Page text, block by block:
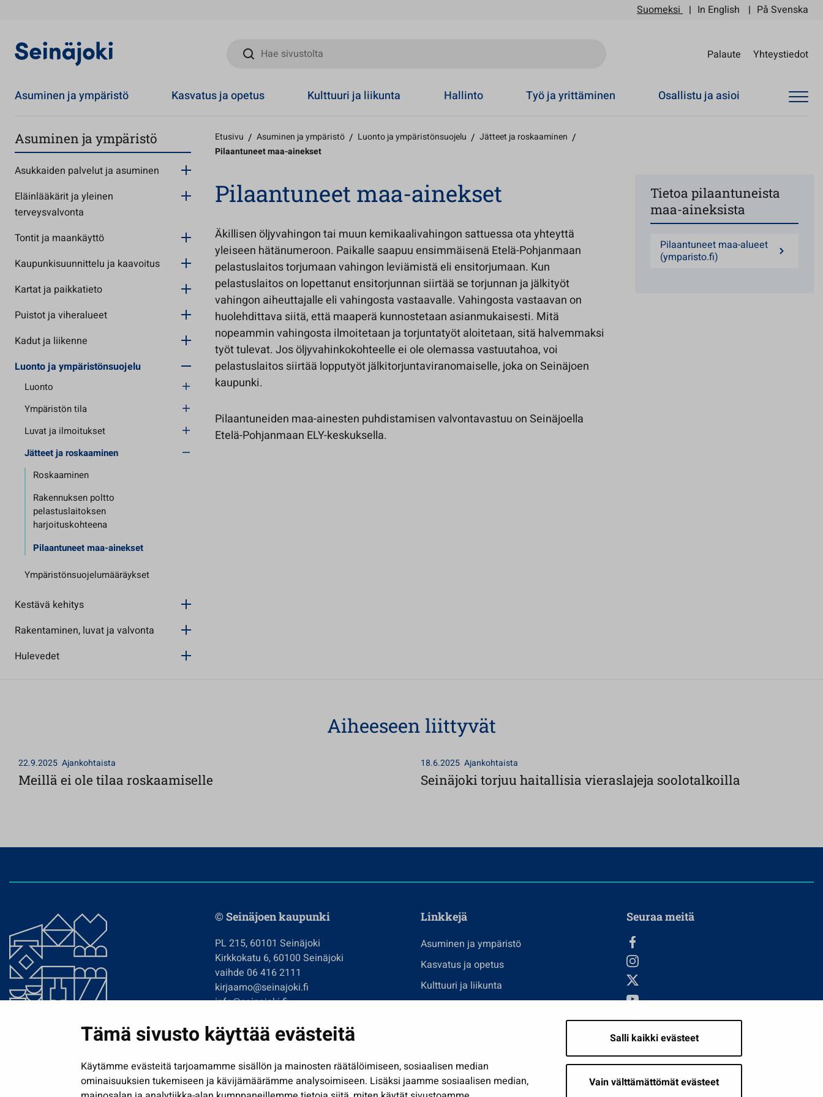
Tämä sivusto käyttää evästeitä
Käytämme evästeitä tarjoamamme sisällön ja mainosten räätälöimiseen, sosiaalisen median
ominaisuuksien tukemiseen ja kävijämäärämme analysoimiseen. Lisäksi jaamme sosiaalisen median,
Salli kaikki evästeet
Vain välttämättömät evästeet
Suomeksi In English På Svenska
Hae sivustolta
Palaute Yhteystiedot
Asuminen ja ympäristö Kasvatus ja opetus Kulttuuri ja liikunta Hallinto Työ ja yrittäminen Osallistu ja asioi
Asuminen ja ympäristö
Asukkaiden palvelut ja asuminen
Eläinlääkärit ja yleinen
terveysvalvonta
Tontit ja maankäyttö
Kaupunkisuunnittelu ja kaavoitus
Kartat ja paikkatieto
Puistot ja viheralueet
Kadut ja liikenne
Luonto ja ympäristönsuojelu
Luonto
Ympäristön tila
Luvat ja ilmoitukset
Jätteet ja roskaaminen
Roskaaminen
Rakennuksen poltto
pelastuslaitoksen
harjoituskohteena
Pilaantuneet maa-ainekset
Ympäristönsuojelumääräykset
Kestävä kehitys
Rakentaminen, luvat ja valvonta
Hulevedet
Etusivu / Asuminen ja ympäristö / Luonto ja ympäristönsuojelu / Jätteet ja roskaaminen /
Pilaantuneet maa-ainekset
Pilaantuneet maa-ainekset
Äkillisen öljyvahingon tai muun kemikaalivahingon sattuessa ota yhteyttä
yleiseen hätänumeroon. Paikalle saapuu ensimmäisenä Etelä-Pohjanmaan
pelastuslaitos torjumaan vahingon leviämistä eli ensitorjumaan. Kun
pelastuslaitos on lopettanut ensitorjunnan siirtää se torjunnan ja jälkityöt
vahingon aiheuttajalle eli vahingosta vastaavalle. Vahingosta vastaavan on
huolehdittava siitä, että maaperä kunnostetaan asianmukaisesti. Mitä
nopeammin vahingosta ilmoitetaan ja torjuntatyöt aloitetaan, sitä halvemmaksi
työt tulevat. Jos öljyvahinkokohteelle ei ole olemassa vastuutahoa, voi
pelastuslaitos siirtää lopputyöt jälkitorjuntaviranomaiselle, joka on Seinäjoen
kaupunki.
Pilaantuneiden maa-ainesten puhdistamisen valvontavastuu on Seinäjoella
Etelä-Pohjanmaan ELY-keskuksella.
Tietoa pilaantuneista
maa-aineksista
Pilaantuneet maa-alueet
(ymparisto.fi)
Aiheeseen liittyvät
22.9.2025 Ajankohtaista
Meillä ei ole tilaa roskaamiselle
18.6.2025 Ajankohtaista
Seinäjoki torjuu haitallisia vieraslajeja soolotalkoilla
© Seinäjoen kaupunki
PL 215, 60101 Seinäjoki
Kirkkokatu 6, 60100 Seinäjoki
vaihde 06 416 2111
kirjaamo@seinajoki.fi
info@seinajoki.fi
Tilaa uutiskirje
Linkkejä
Asuminen ja ympäristö
Kasvatus ja opetus
Kulttuuri ja liikunta
Näytä omat evästeasetukseni
Seuraa meitä